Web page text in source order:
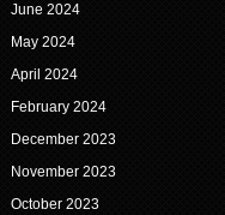
June 2024
May 2024
April 2024
February 2024
December 2023
November 2023
October 2023